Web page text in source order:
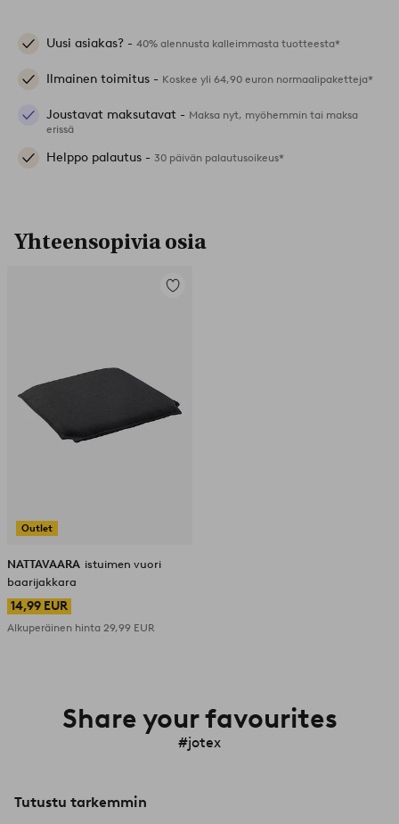
Uusi asiakas? - 40% alennusta kalleimmasta tuotteesta*
Ilmainen toimitus - Koskee yli 64,90 euron normaalipaketteja*
Joustavat maksutavat - Maksa nyt, myöhemmin tai maksa
erissä
Helppo palautus - 30 päivän palautusoikeus*
Yhteensopivia osia
Outlet
Lisää
NATTAVAARA istuimen vuori
baarijakkara
14,99 EUR
Alkuperäinen hinta 29,99 EUR
Share your favourites
#jotex
Tutustu tarkemmin